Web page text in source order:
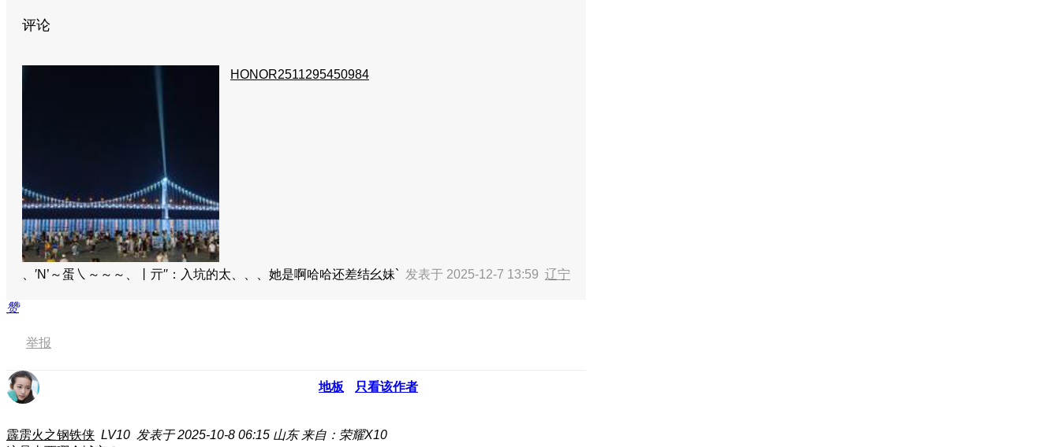
评论
HONOR2511295450984
、′N’～蛋㇏～～～、丨亓′′：入坑的太、、、她是啊哈哈还差结幺妹` 发表于 2025-12-7 13:59 辽宁
赞
举报
地板 只看该作者
霹雳火之钢铁侠 LV10 发表于 2025-10-8 06:15 山东 来自：荣耀X10